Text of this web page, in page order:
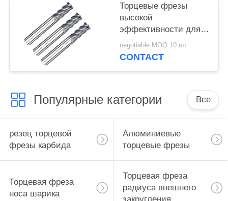
Торцевые фрезы
высокой
эффективности для
точности АлТиН
сплава высокой или
negotiable MOQ:10 шт.
CONTACT
Популярные категории Все
резец торцевой
фрезы карбида
Алюминиевые
торцевые фрезы
Торцевая фреза
носа шарика
Торцевая фреза
радиуса внешнего